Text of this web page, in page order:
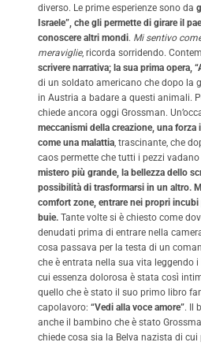
diverso. Le prime esperienze sono da
Israele”, che gli permette di girare il
conoscere altri mondi. Mi sentivo
meraviglie, ricorda sorridendo.
scrivere narrativa; la sua prima opera,
di un soldato americano che dopo la
in Austria a badare a questi animali.
chiede ancora oggi Grossman.
meccanismi della creazione, una
come una malattia, trascinante, che
caos permette che tutti i pezzi
mistero più grande, la bellezza dello
possibilità di trasformarsi in un altro.
comfort zone, entrare nei propri
buie. Tante volte si è chiesto come
denudati prima di entrare nella
cosa passava per la testa di un
che è entrata nella sua vita leggendo i
cui essenza dolorosa è stata così
quello che è stato il suo primo libro
capolavoro: “Vedi alla voce amore”. Il
anche il bambino che è stato
chiede cosa sia la Belva nazista di cui